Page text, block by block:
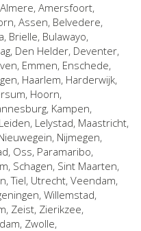
Almere, Amersfoort,
, Assen, Belvedere,
, Brielle, Bulawayo,
, Den Helder, Deventer,
, Emmen, Enschede,
, Haarlem, Harderwijk,
, Hoorn,
, Kampen,
Leiden, Lelystad, Maastricht,
, Nijmegen,
, Oss, Paramaribo,
, Schagen, Sint Maarten,
,Tiel, Utrecht, Veendam,
, Willemstad,
, Zeist, Zierikzee,
, Zwolle,